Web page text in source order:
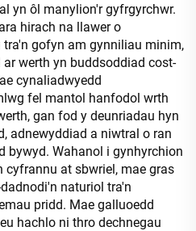
yn ôl manylion'r gyfrgyrchwr.
hirach na llawer o
gofyn am gynniliau minim,
werth yn buddsoddiad cost-
cynaliadwyedd
fel mantol hanfodol wrth
gan fod y deunriadau hyn
adnewyddiad a niwtral o ran
bywyd. Wahanol i gynhyrchion
cyfrannu at sbwriel, mae gras
naturiol tra'n
pridd. Mae galluoedd
hachlo ni thro dechnegau